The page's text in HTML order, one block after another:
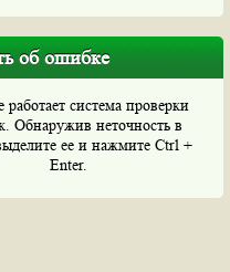
об ошибке
работает система проверки
Обнаружив неточность в
ее и нажмите Ctrl +
Enter.